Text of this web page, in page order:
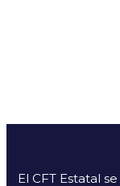
El CFT Estatal